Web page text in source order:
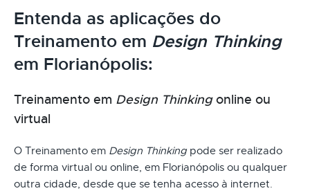
Entenda as aplicações do
Treinamento em Design Thinking
em Florianópolis:
Treinamento em Design Thinkingonline ou
virtual
O Treinamento em Design Thinking pode ser realizado
de forma virtual ou online, em Florianópolis ou qualquer
outra cidade, desde que se tenha acesso à internet.